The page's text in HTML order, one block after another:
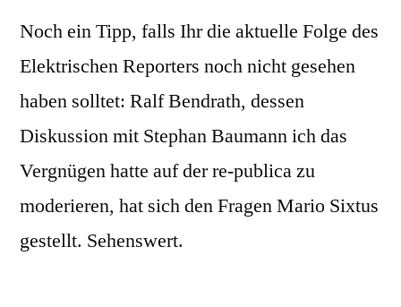
Noch ein Tipp, falls Ihr die aktuelle Folge des
Elektrischen Reporters noch nicht gesehen
haben solltet: Ralf Bendrath, dessen
Diskussion mit Stephan Baumann ich das
Vergnügen hatte auf der re-publica zu
moderieren, hat sich den Fragen Mario Sixtus
gestellt. Sehenswert.